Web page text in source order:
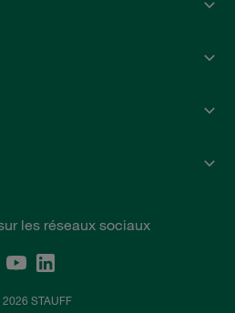
les réseaux sociaux
STAUFF